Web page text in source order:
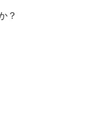
？